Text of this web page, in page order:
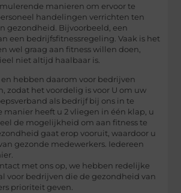
manieren om ervoor te
handelingen verrichten ten
gezondheid. Bijvoorbeeld, een
een bedrijfsfitnessregeling. Vaak is het
wel graag aan fitness willen doen,
niet altijd haalbaar is.
hebben daarom voor bedrijven
zodat het voordelig is voor U om uw
als bedrijf bij ons in te
manier heeft u 2 vliegen in één klap, u
de mogelijkheid om aan fitness te
gaat erop vooruit, waardoor u
gezonde medewerkers. Iedereen
met ons op, we hebben redelijke
voor bedrijven die de gezondheid van
prioriteit geven.